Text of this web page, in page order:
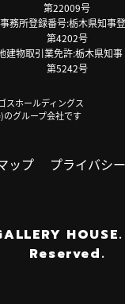
第22009号
務所登録番号:栃木県知事
第4202号
建物取引業免許:栃木県知事
第5242号
スホールディングス
のグループ会社です
ップ プライバシ
HOUSE.
Reserved.